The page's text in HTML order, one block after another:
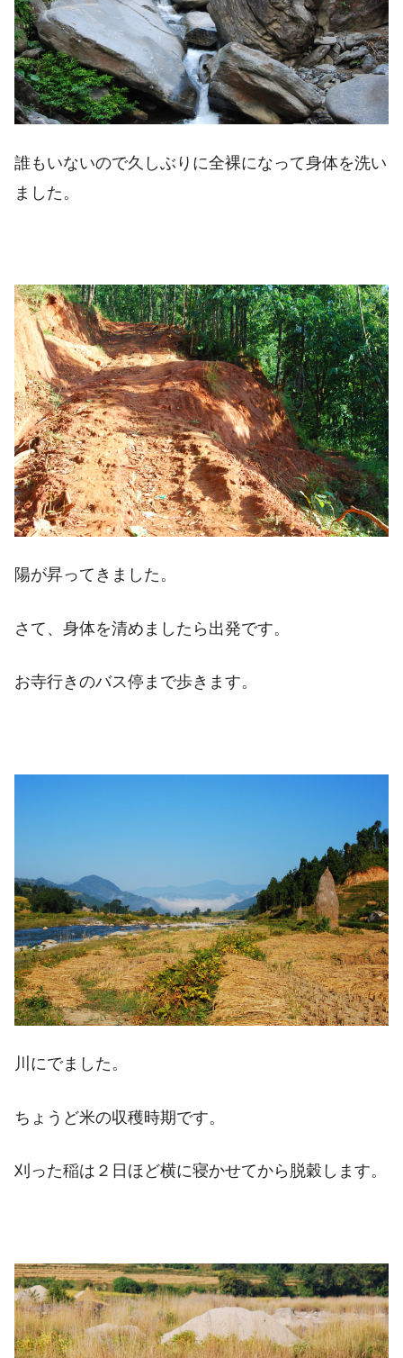
誰もいないので久しぶりに全裸になって身体を洗い
ました。
陽が昇ってきました。
さて、身体を清めましたら出発です。
お寺行きのバス停まで歩きます。
川にでました。
ちょうど米の収穫時期です。
刈った稲は２日ほど横に寝かせてから脱穀します。